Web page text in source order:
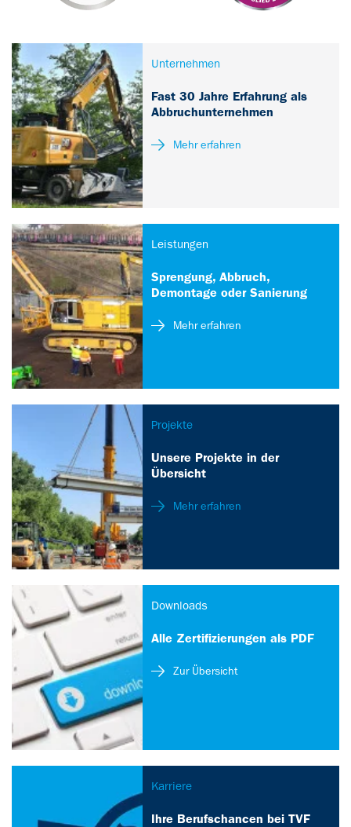
Unternehmen
Fast 30 Jahre Erfahrung als
Abbruchunternehmen
Mehr erfahren
Leistungen
Sprengung, Abbruch,
Demontage oder Sanierung
Mehr erfahren
Projekte
Unsere Projekte in der
Übersicht
Mehr erfahren
Downloads
Alle Zertifizierungen als PDF
Zur Übersicht
Karriere
Ihre Berufschancen bei TVF